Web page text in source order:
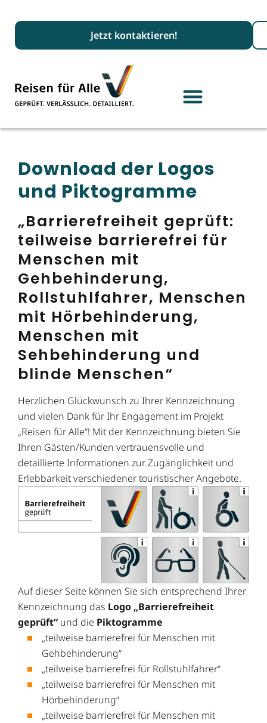
Jetzt kontaktieren!
Download der Logos
und Piktogramme
„Barrierefreiheit geprüft:
teilweise barrierefrei für
Menschen mit
Gehbehinderung,
Rollstuhlfahrer, Menschen
mit Hörbehinderung,
Menschen mit
Sehbehinderung und
blinde Menschen“
Herzlichen Glückwunsch zu Ihrer Kennzeichnung
und vielen Dank für Ihr Engagement im Projekt
„Reisen für Alle“! Mit der Kennzeichnung bieten Sie
Ihren Gästen/Kunden vertrauensvolle und
detaillierte Informationen zur Zugänglichkeit und
Erlebbarkeit verschiedener touristischer Angebote.
Auf dieser Seite können Sie sich entsprechend Ihrer
Kennzeichnung das Logo „Barrierefreiheit
geprüft“ und die Piktogramme
„teilweise barrierefrei für Menschen mit
Gehbehinderung“
„teilweise barrierefrei für Rollstuhlfahrer“
„teilweise barrierefrei für Menschen mit
Hörbehinderung“
„teilweise barrierefrei für Menschen mit